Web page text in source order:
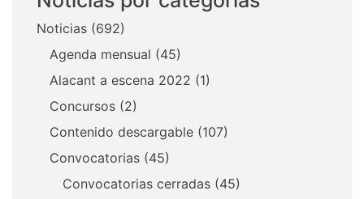
Noticias (692)
Agenda mensual (45)
Alacant a escena 2022 (1)
Concursos (2)
Contenido descargable (107)
Convocatorias (45)
Convocatorias cerradas (45)